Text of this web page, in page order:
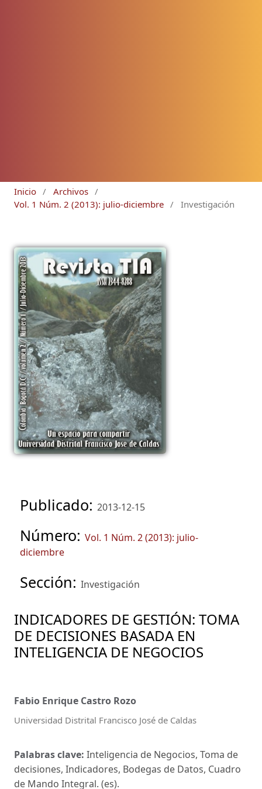
Inicio / Archivos /
Vol. 1 Núm. 2 (2013): julio-diciembre / Investigación
Publicado: 2013-12-15
Número: Vol. 1 Núm. 2 (2013): julio-
diciembre
Sección: Investigación
INDICADORES DE GESTIÓN: TOMA
DE DECISIONES BASADA EN
INTELIGENCIA DE NEGOCIOS
Fabio Enrique Castro Rozo
Universidad Distrital Francisco José de Caldas
Palabras clave: Inteligencia de Negocios, Toma de
decisiones, Indicadores, Bodegas de Datos, Cuadro
de Mando Integral. (es).